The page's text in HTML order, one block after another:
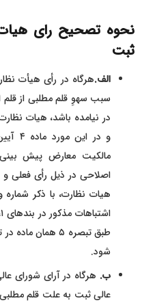
نحوه تصحیح رای
ثبت
الف.هرگاه در رأی هیأت
سبب سهوِ قلم مطلبی از قلم
در نیامده باشد، هیات
و در
مالکیت معارض پیش
اصلاحی در ذیل رأی فعلی
هیات نظارت، با ذکر
طبق تبصره ۵ همان
شود.
ب. هرگاه در آرای شورای
عالی ثبت به علت قلم مطلبی